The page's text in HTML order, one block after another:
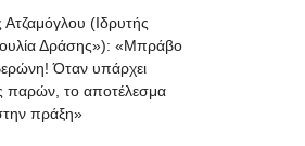
Ατζαμόγλου (Ιδρυτής
Δράσης»): «Μπράβο
Όταν υπάρχει
παρών, το αποτέλεσμα
πράξη»